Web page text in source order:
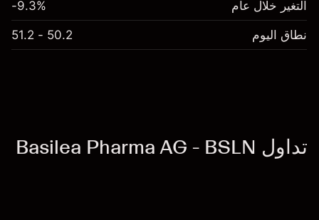
التغير خلال عام -9.3%
نطاق اليوم 50.2 - 51.2
تداول Basilea Pharma AG - BSLN